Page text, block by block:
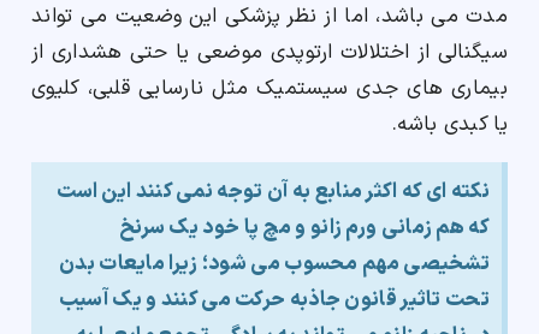
مدت می باشد، اما از نظر پزشکی این وضعیت می تواند
سیگنالی از اختلالات ارتوپدی موضعی یا حتی هشداری از
بیماری های جدی سیستمیک مثل نارسایی قلبی، کلیوی
یا کبدی باشه.
نکته ای که اکثر منابع به آن توجه نمی کنند این است
که هم زمانی ورم زانو و مچ پا خود یک سرنخ
تشخیصی مهم محسوب می شود؛ زیرا مایعات بدن
تحت تاثیر قانون جاذبه حرکت می کنند و یک آسیب